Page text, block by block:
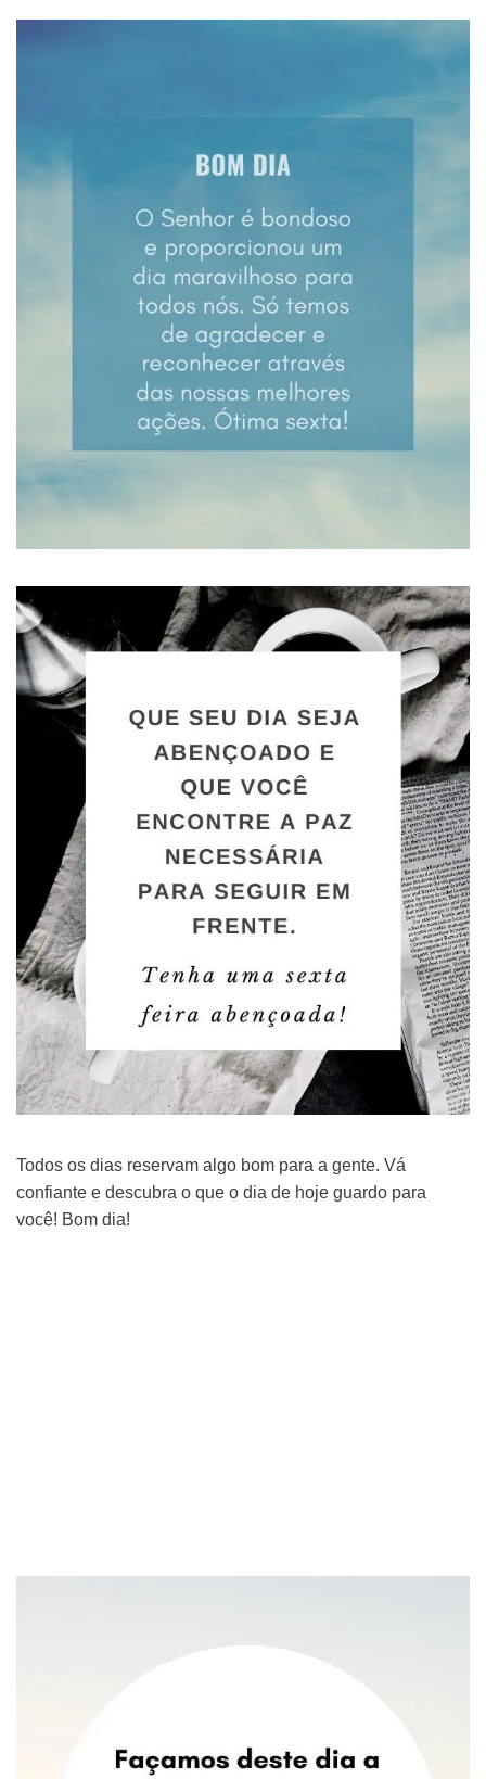
Todos os dias reservam algo bom para a gente. Vá
confiante e descubra o que o dia de hoje guardo para
você! Bom dia!